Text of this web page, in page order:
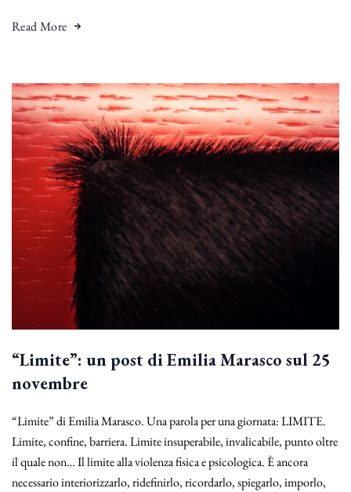
Read More
“Limite”: un post di Emilia Marasco sul 25
novembre
“Limite” di Emilia Marasco. Una parola per una giornata: LIMITE.
Limite, confine, barriera. Limite insuperabile, invalicabile, punto oltre
il quale non… Il limite alla violenza fisica e psicologica. È ancora
necessario interiorizzarlo, ridefinirlo, ricordarlo, spiegarlo, imporlo,